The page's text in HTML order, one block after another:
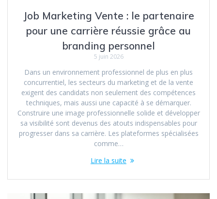
Job Marketing Vente : le partenaire
pour une carrière réussie grâce au
branding personnel
5 juin 2026
Dans un environnement professionnel de plus en plus
concurrentiel, les secteurs du marketing et de la vente
exigent des candidats non seulement des compétences
techniques, mais aussi une capacité à se démarquer.
Construire une image professionnelle solide et développer
sa visibilité sont devenus des atouts indispensables pour
progresser dans sa carrière. Les plateformes spécialisées
comme…
Lire la suite